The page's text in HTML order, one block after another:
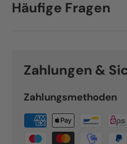
Häufige Fragen
Zahlungen &
Zahlungsmethoden